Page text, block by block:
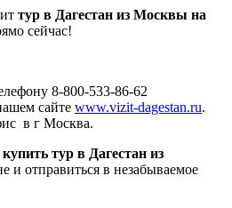
тур в Дагестан из Москвы на
сейчас!
8-800-533-86-62
сайте www.vizit-dagestan.ru.
в г Москва.
купить тур в Дагестан из
и отправиться в незабываемое